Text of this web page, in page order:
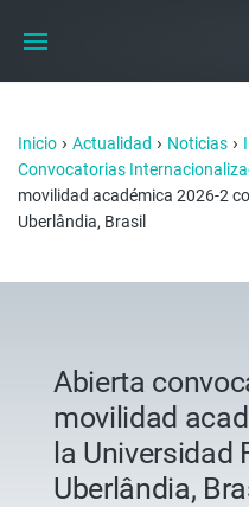
Inicio › Actualidad › Noticias ›
Convocatorias
movilidad académica 2026-2
Uberlândia, Brasil
Abierta
movilidad
la Universidad
Uberlândia,